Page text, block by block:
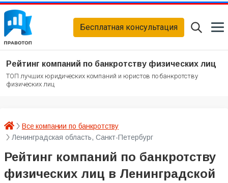
Бесплатная консультация
Рейтинг компаний по банкротству физических лиц
ТОП лучших юридических компаний и юристов по банкротству
физических лиц
Все компании по банкротству
Ленинградская область, Санкт-Петербург
Рейтинг компаний по банкротству
физических лиц в Ленинградской